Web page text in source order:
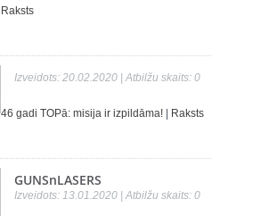
Raksts
Izveidots: 20.02.2020 | Atbilžu skaits: 0
46 gadi TOPā: misija ir izpildāma! Raksts
GUNSnLASERS
Izveidots: 13.01.2020 | Atbilžu skaits: 0